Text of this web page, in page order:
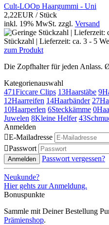
Cult-LOOp Haargummi - Uni
2,22EUR / Stück
inkl. 19% MwSt. zzgl. Versand
Stückzahl | Lieferzeit: ca. 3 - 5
zum Produkt
Die Zopfhalter für jeden Anlass.
Kategorienauswahl
471Ficcare Clips 13Haarstäbe 9
12Haarreifen 14Haarbänder 27
10Haarperlen 6Steckkämme 0
Juwelen 8Kleine Helfer 43
Anmelden
E-Mailadresse
Passwort
Anmelden Passwort vergessen?
Neukunde?
Hier gehts zur Anmeldung.
Bonuspunkte
Sammle mit Deiner Bestellung
Prämienshop.